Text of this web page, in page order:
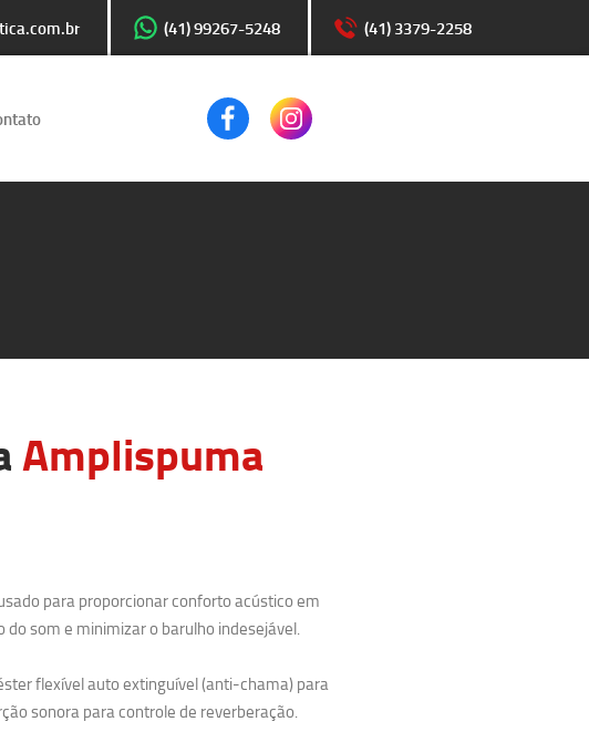
(41) 99267-5248 (41) 3379-2258
Amplispuma
para proporcionar conforto acústico em
som e minimizar o barulho indesejável.
flexível auto extinguível (anti-chama) para
sonora para controle de reverberação.